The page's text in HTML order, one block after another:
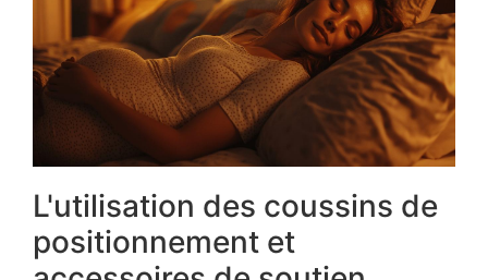
L'utilisation des coussins de
positionnement et